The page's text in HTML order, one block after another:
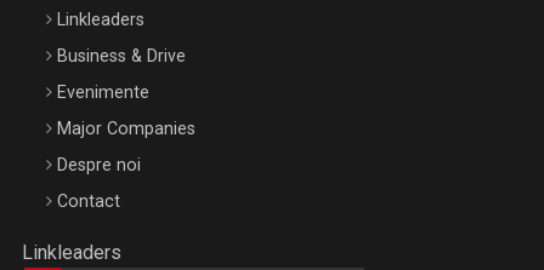
Be Inspired. Make it Happen!, ARTEMIS LETO, ORADEA, 8
Octombrie
Linkleaders
Business & Drive
Evenimente
Major Companies
Despre noi
Contact
Linkleaders